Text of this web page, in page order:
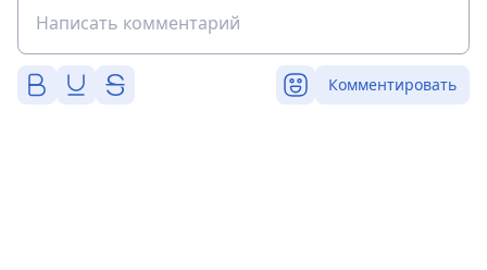
Комментировать